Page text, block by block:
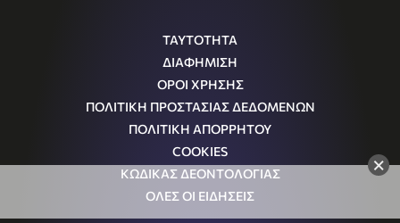
×
ΤΑΥΤΟΤΗΤΑ
ΔΙΑΦΗΜΙΣΗ
ΟΡΟΙ ΧΡΗΣΗΣ
ΠΟΛΙΤΙΚΗ ΠΡΟΣΤΑΣΙΑΣ ΔΕΔΟΜΕΝΩΝ
ΠΟΛΙΤΙΚΗ ΑΠΟΡΡΗΤΟΥ
COOKIES
ΚΩΔΙΚΑΣ ΔΕΟΝΤΟΛΟΓΙΑΣ
ΟΛΕΣ ΟΙ ΕΙΔΗΣΕΙΣ